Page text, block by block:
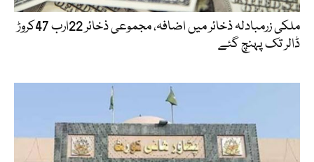
ملکی زرمبادلہ ذخائر میں اضافہ، مجموعی ذخائر 22ارب 47کروڑ
ڈالر تک پہنچ گئے